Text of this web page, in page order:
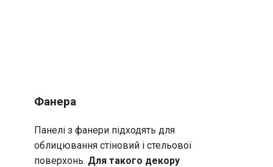
Фанера
Панелі з фанери підходять для
облицювання стіновий і стельової
поверхонь. Для такого декору